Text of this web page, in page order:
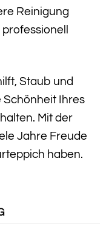
Reinigung
Staub und
Schönheit Ihres
Mit der
Jahre Freude
haben.